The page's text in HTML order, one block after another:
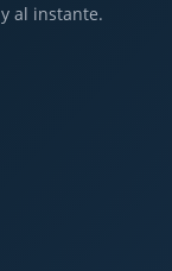
al instante.